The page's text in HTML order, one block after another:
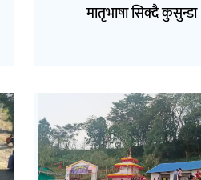
मातृभाषा सिक्दै कुसुन्डा